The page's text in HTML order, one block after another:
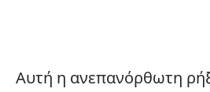
Αυτή η ανεπανόρθωτη